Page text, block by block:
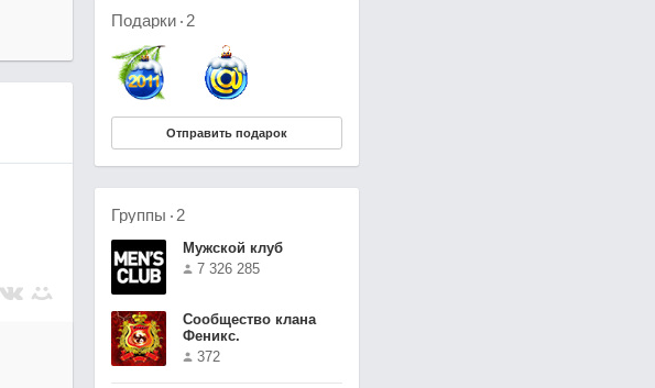
Подарки 2
Отправить подарок
Группы 2
Мужской клуб
7 326 285
Сообщество клана
Феникс.
372